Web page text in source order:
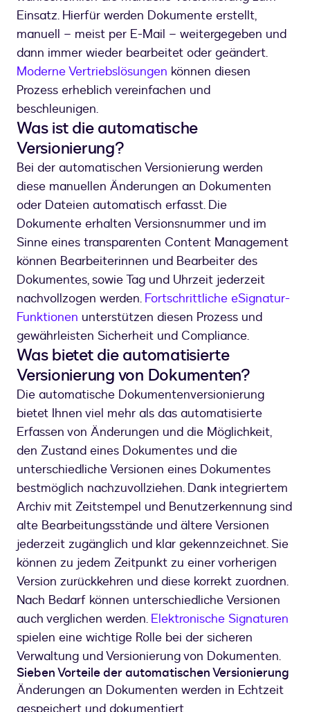
Einsatz. Hierfür werden Dokumente erstellt,
manuell – meist per E-Mail – weitergegeben und
dann immer wieder bearbeitet oder geändert.
Moderne Vertriebslösungen können diesen
Prozess erheblich vereinfachen und
beschleunigen.
Was ist die automatische
Versionierung?
Bei der automatischen Versionierung werden
diese manuellen Änderungen an Dokumenten
oder Dateien automatisch erfasst. Die
Dokumente erhalten Versionsnummer und im
Sinne eines transparenten Content Management
können Bearbeiterinnen und Bearbeiter des
Dokumentes, sowie Tag und Uhrzeit jederzeit
nachvollzogen werden. Fortschrittliche eSignatur-
Funktionen unterstützen diesen Prozess und
gewährleisten Sicherheit und Compliance.
Was bietet die automatisierte
Versionierung von Dokumenten?
Die automatische Dokumentenversionierung
bietet Ihnen viel mehr als das automatisierte
Erfassen von Änderungen und die Möglichkeit,
den Zustand eines Dokumentes und die
unterschiedliche Versionen eines Dokumentes
bestmöglich nachzuvollziehen. Dank integriertem
Archiv mit Zeitstempel und Benutzerkennung sind
alte Bearbeitungsstände und ältere Versionen
jederzeit zugänglich und klar gekennzeichnet. Sie
können zu jedem Zeitpunkt zu einer vorherigen
Version zurückkehren und diese korrekt zuordnen.
Nach Bedarf können unterschiedliche Versionen
auch verglichen werden. Elektronische Signaturen
spielen eine wichtige Rolle bei der sicheren
Verwaltung und Versionierung von Dokumenten.
Sieben Vorteile der automatischen Versionierung
Änderungen an Dokumenten werden in Echtzeit